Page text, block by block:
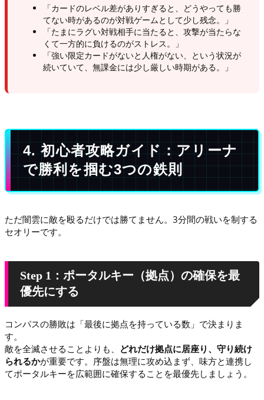
「カードのレベル差がありすぎると、どうやっても勝
てない時があるのが対戦ゲームとして少し残念。」
「たまにラグい対戦相手に当たると、攻撃が当たらな
くて一方的に負けるのがストレス。」
「強い限定カードがないと人権がない、という状況が
続いていて、無課金には少し厳しい時期がある。」
4. 初心者攻略ガイド：アリーナ
で勝利を掴む3つの鉄則
ただ闇雲に敵を殴るだけでは勝てません。3分間の戦いを制する
セオリーです。
Step 1：ポータルキー（拠点）の確保を最
優先にする
コンパスの勝敗は「最後に拠点を持っている数」で決まりま
す。
敵を全滅させることよりも、 どれだけ拠点に居座り、守り続け
られるかが重要です。序盤は無理に攻め込まず、味方と連携し
てポータルキーを広範囲に確保することを最優先しましょう。